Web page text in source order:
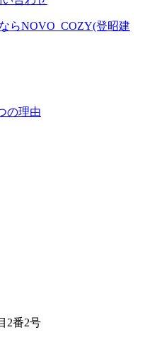
らNOVO_COZY(登昭建
の理由
2番2号